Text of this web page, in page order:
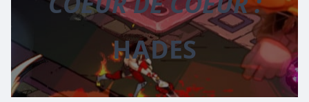
HADES